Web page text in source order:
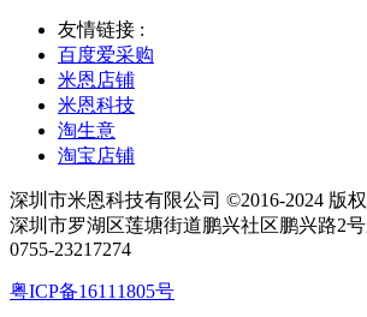
友情链接 :
百度爱采购
米恩店铺
米恩科技
淘生意
淘宝店铺
深圳市米恩科技有限公司 ©2016-2024 版
深圳市罗湖区莲塘街道鹏兴社区鹏兴路2
0755-23217274
粤ICP备16111805号